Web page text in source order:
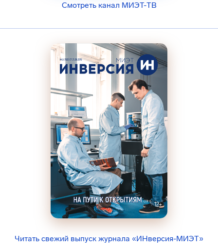
Смотреть канал МИЭТ-ТВ
Читать свежий выпуск журнала «ИНверсия-МИЭТ»